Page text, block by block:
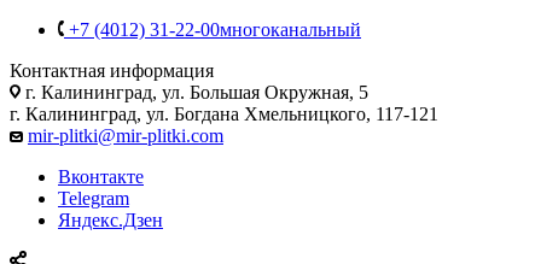
+7 (4012) 31-22-00многоканальный
Контактная информация
г. Калининград, ул. Большая Окружная, 5
г. Калининград, ул. Богдана Хмельницкого, 117-121
mir-plitki@mir-plitki.com
Вконтакте
Telegram
Яндекс.Дзен